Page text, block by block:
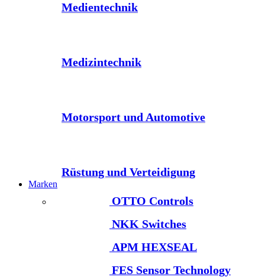
Medientechnik
Medizintechnik
Motorsport und Automotive
Rüstung und Verteidigung
Marken
OTTO Controls
NKK Switches
APM HEXSEAL
FES Sensor Technology